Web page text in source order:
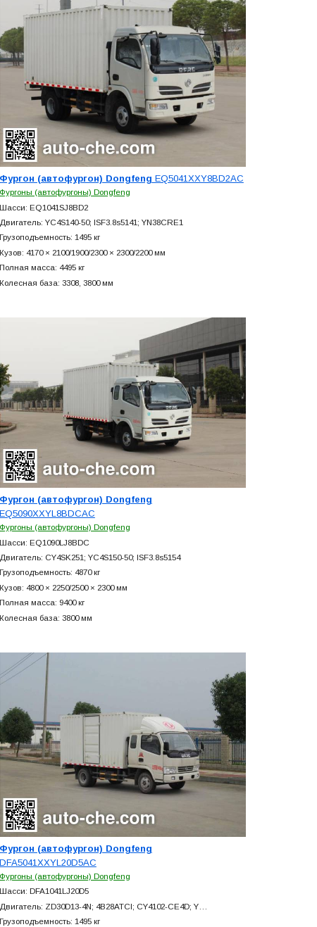
Фургон (автофургон) Dongfeng EQ5041XXY8BD2AC
Фургоны (автофургоны) Dongfeng
Шасси: EQ1041SJ8BD2
Двигатель: YC4S140-50; ISF3.8s5141; YN38CRE1
Грузоподъемность: 1495 кг
Кузов: 4170 × 2100/1900/2300 × 2300/2200 мм
Полная масса: 4495 кг
Колесная база: 3308, 3800 мм
Фургон (автофургон) Dongfeng
EQ5090XXYL8BDCAC
Фургоны (автофургоны) Dongfeng
Шасси: EQ1090LJ8BDC
Двигатель: CY4SK251; YC4S150-50; ISF3.8s5154
Грузоподъемность: 4870 кг
Кузов: 4800 × 2250/2500 × 2300 мм
Полная масса: 9400 кг
Колесная база: 3800 мм
Фургон (автофургон) Dongfeng
DFA5041XXYL20D5AC
Фургоны (автофургоны) Dongfeng
Шасси: DFA1041LJ20D5
Двигатель: ZD30D13-4N; 4B28ATCI; CY4102-CE4D; Y…
Грузоподъемность: 1495 кг